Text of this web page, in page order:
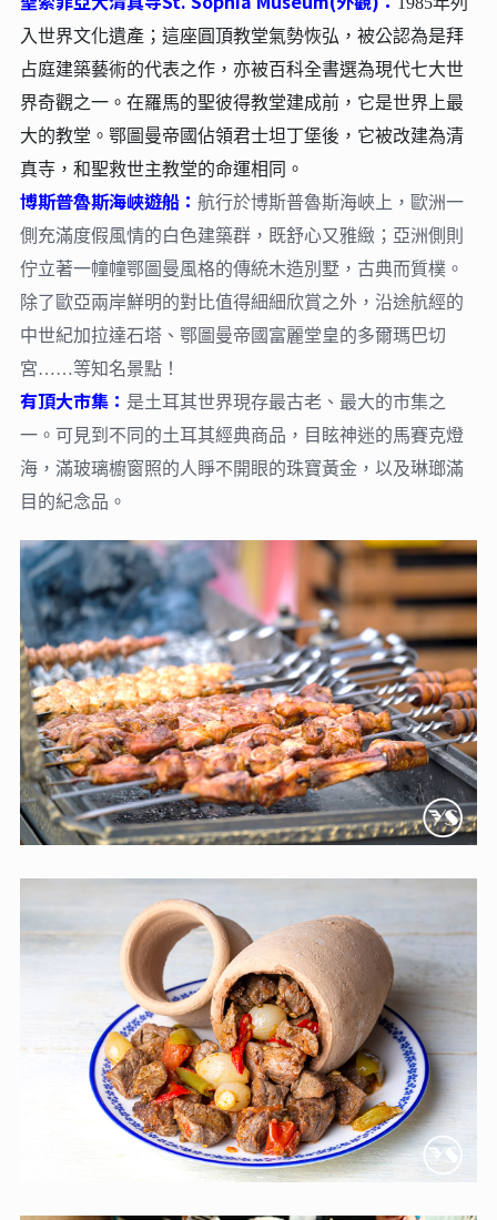
入世界文化遺產；這座圓頂教堂氣勢恢弘，被公認為是拜
占庭建築藝術的代表之作，亦被百科全書選為現代七大世
界奇觀之一。在羅馬的聖彼得教堂建成前，它是世界上最
大的教堂。鄂圖曼帝國佔領君士坦丁堡後，它被改建為清
真寺，和聖救世主教堂的命運相同。
博斯普魯斯海峽遊船： 航行於博斯普魯斯海峽上，歐洲一
側充滿度假風情的白色建築群，既舒心又雅緻；亞洲側則
佇立著一幢幢鄂圖曼風格的傳統木造別墅，古典而質樸。
除了歐亞兩岸鮮明的對比值得細細欣賞之外，沿途航經的
中世紀加拉達石塔、鄂圖曼帝國富麗堂皇的多爾瑪巴切
宮……等知名景點！
有頂大市集： 是土耳其世界現存最古老、最大的市集之
一。可見到不同的土耳其經典商品，目眩神迷的馬賽克燈
海，滿玻璃櫥窗照的人睜不開眼的珠寶黃金，以及琳瑯滿
目的紀念品。